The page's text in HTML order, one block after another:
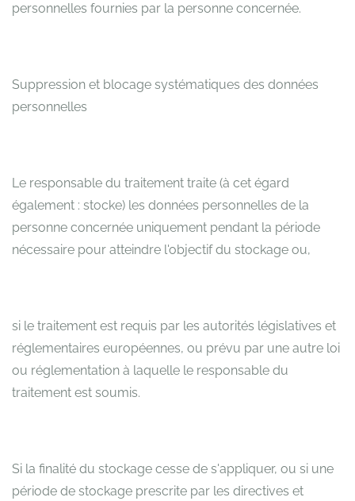
personnelles fournies par la personne concernée.
Suppression et blocage systématiques des données
personnelles
Le responsable du traitement traite (à cet égard
également : stocke) les données personnelles de la
personne concernée uniquement pendant la période
nécessaire pour atteindre l'objectif du stockage ou,
si le traitement est requis par les autorités législatives et
réglementaires européennes, ou prévu par une autre loi
ou réglementation à laquelle le responsable du
traitement est soumis.
Si la finalité du stockage cesse de s'appliquer, ou si une
période de stockage prescrite par les directives et